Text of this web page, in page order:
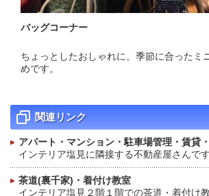
バッグコーナー
ちょっとしたおしゃれに。季節に合ったミ
めです。
関連リンク
アパート・マンション・駐車場管理・賃
インテリア塩見に隣接する不動産屋さんです
茶道(裏千家)・着付け教室
インテリア塩見２階１階での茶道・着付け